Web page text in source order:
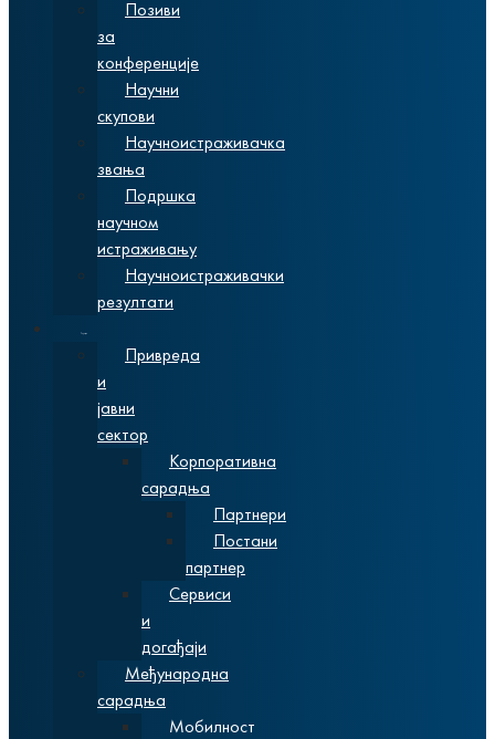
Позиви
за
конференције
Научни
скупови
Научноистраживачка
звања
Подршка
научном
истраживању
Научноистраживачки
резултати
Привреда
и
јавни
сектор
Корпоративна
сарадња
Партнери
Постани
партнер
Сервиси
и
догађаји
Међународна
сарадња
Мобилност